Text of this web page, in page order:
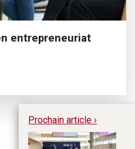
entrepreneuriat
Prochain article ›